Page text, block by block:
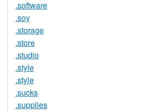
.software
.soy
.storage
.store
.studio
.style
.style
.sucks
.supplies